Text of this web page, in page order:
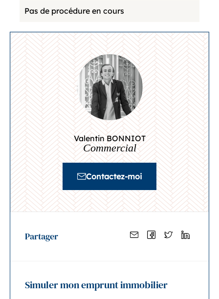
Pas de procédure en cours
Valentin BONNIOT
Commercial
Contactez-moi
Partager
Simuler mon emprunt immobilier